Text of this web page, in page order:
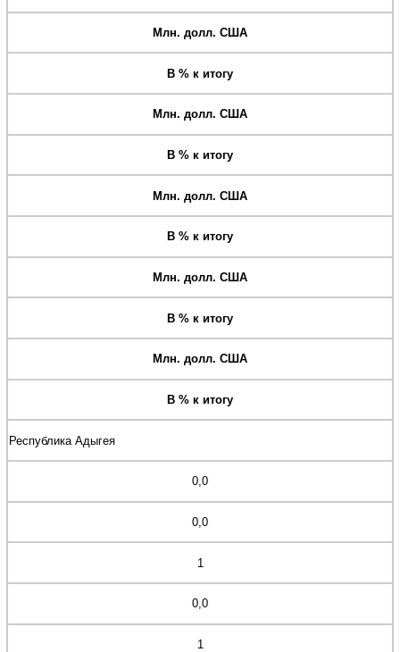
Млн. долл. США
В % к итогу
Млн. долл. США
В % к итогу
Млн. долл. США
В % к итогу
Млн. долл. США
В % к итогу
Млн. долл. США
В % к итогу
Республика Адыгея
0,0
0,0
1
0,0
1